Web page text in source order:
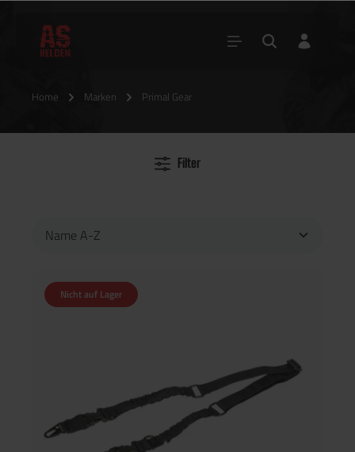
Home Marken Primal Gear
Filter
Nicht auf Lager